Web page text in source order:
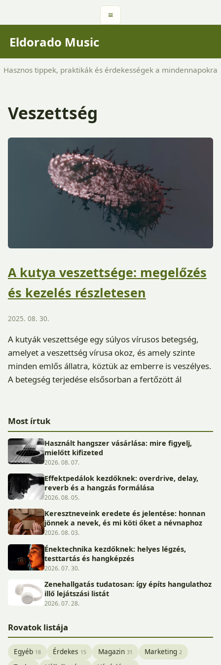
≡
Eldorado Music
Hasznos tippek, praktikák és érdekességek a mindennapokra
Veszettség
A kutya veszettsége: megelőzés
és kezelés részletesen
2025. 08. 30.
A kutyák veszettsége egy súlyos vírusos betegség,
amelyet a veszettség vírusa okoz, és amely szinte
minden emlős állatra, köztük az emberre is veszélyes.
A betegség terjedése elsősorban a fertőzött ál
Most írtuk
Használt hangszer vásárlása: mire figyelj,
mielőtt kifizeted
2026. 08. 07.
Effektpedálok kezdőknek: overdrive, delay,
reverb és a hangzás formálása
2026. 08. 05.
Keresztneveink eredete és jelentése: honnan
jönnek a nevek, és mi köti őket a névnaphoz
2026. 08. 03.
Énektechnika kezdőknek: helyes légzés,
testtartás és hangképzés
2026. 07. 30.
Zenehallgatás tudatosan: így építs hangulathoz
illő lejátszási listát
2026. 07. 28.
Rovatok listája
Egyéb 18 Érdekes 15 Magazin 31 Marketing 2